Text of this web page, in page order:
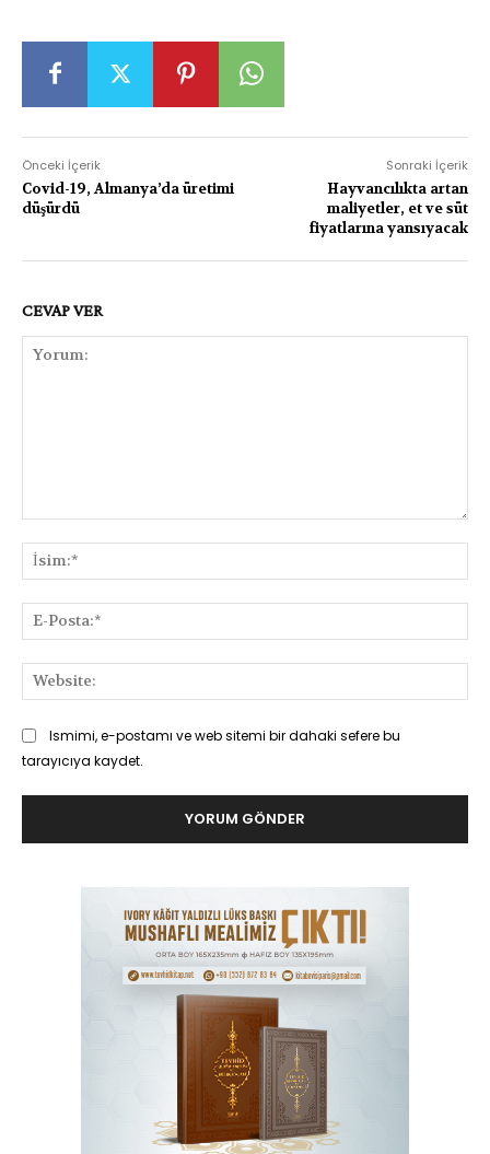
Önceki İçerik
Covid-19, Almanya’da üretimi
düşürdü
Sonraki İçerik
Hayvancılıkta artan
maliyetler, et ve süt
fiyatlarına yansıyacak
CEVAP VER
Ismimi, e-postamı ve web sitemi bir dahaki sefere bu
tarayıcıya kaydet.